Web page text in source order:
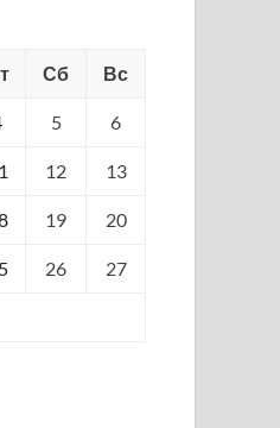
Сб Вс
5 6
12 13
19 20
26 27